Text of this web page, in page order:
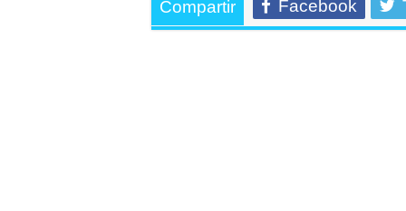
Compartir Facebook